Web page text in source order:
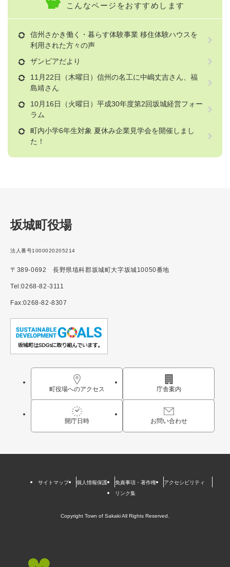
こんなページをおすすめします
信州さかき働く・暮らす体験事業 移住体験ハウスを
利用された方々の声
ザンビアだより
11月22日（木曜日）信州の名工に中嶋丈吉さん、福
島靖さん
10月16日（火曜日）平成30年度第2回坂城経営フォー
ラム
町内小学6年生対象 夏休み企業見学会を開催しまし
た！
坂城町役場
法人番号1000020205214
〒389-0692 長野県埴科郡坂城町大字坂城10050番地
Tel:0268-82-3111
Fax:0268-82-8307
町役場へのアクセス 庁舎案内
開庁日時 お問い合わせ
サイトマップ 個人情報保護 免責事項・著作権
アクセシビリティ
リンク集
Copyright Town of Sakaki All Rights Reserved.